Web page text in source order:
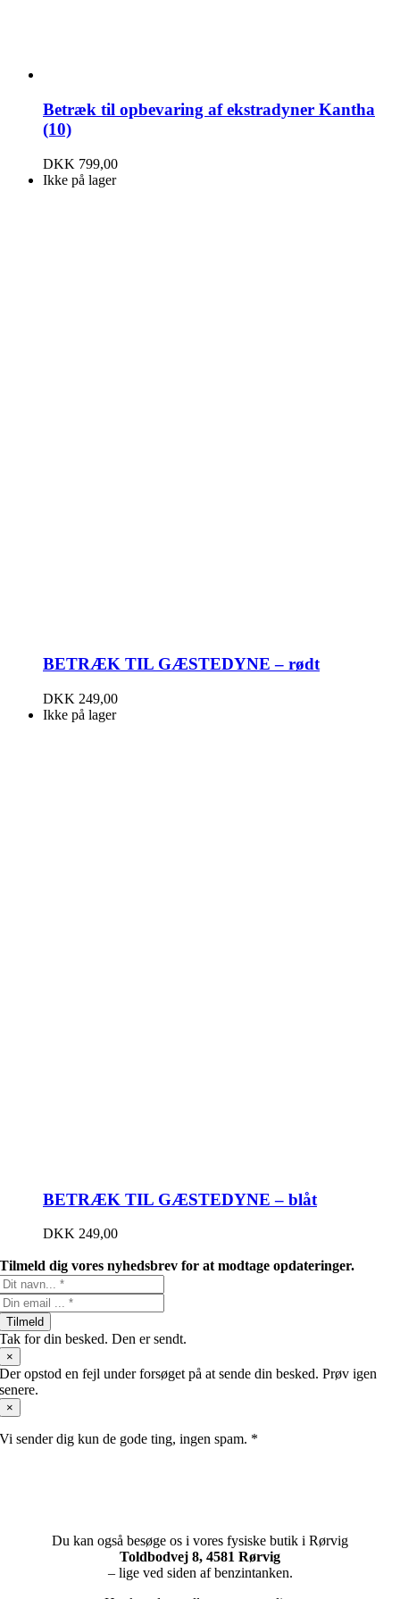
Betræk til opbevaring af ekstradyner Kantha
(10)
DKK 799,00
Ikke på lager
BETRÆK TIL GÆSTEDYNE – rødt
DKK 249,00
Ikke på lager
BETRÆK TIL GÆSTEDYNE – blåt
DKK 249,00
Tilmeld dig vores nyhedsbrev for at modtage opdateringer.
Tilmeld
Tak for din besked. Den er sendt.
×
Der opstod en fejl under forsøget på at sende din besked. Prøv igen
senere.
×
Vi sender dig kun de gode ting, ingen spam. *
Du kan også besøge os i vores fysiske butik i Rørvig
Toldbodvej 8, 4581 Rørvig
– lige ved siden af benzintanken.